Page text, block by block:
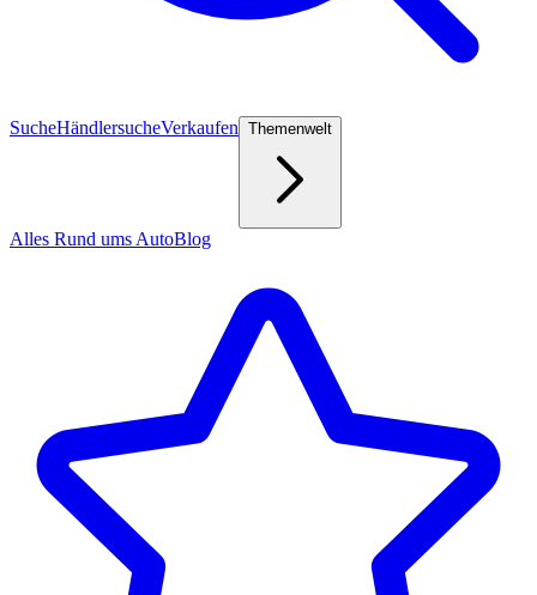
SucheHändlersucheVerkaufen Themenwelt
Alles Rund ums AutoBlog